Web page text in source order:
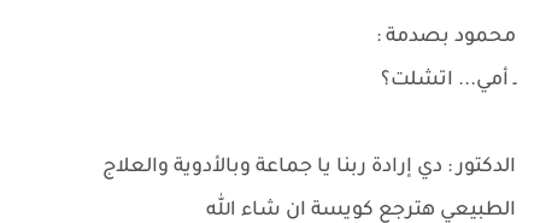
محمود بصدمة :
ـ أمي... اتشلت؟
الدكتور : دي إرادة ربنا يا جماعة وبالأدوية والعلاج
الطبيعي هترجع كويسة ان شاء الله